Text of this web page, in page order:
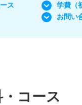
ス 学費
お問い
コース